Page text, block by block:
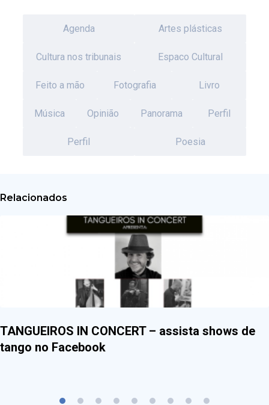
Agenda Artes plásticas
Cultura nos tribunais Espaco Cultural
Feito a mão Fotografia Livro
Música Opinião Panorama Perfil
Perfil Poesia
Relacionados
TANGUEIROS IN CONCERT – assista shows de
tango no Facebook